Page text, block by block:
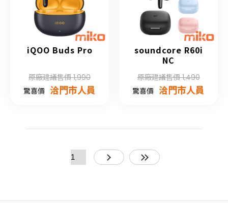
iQOO Buds Pro
原廠建議售價 1,990
驚喜價 洽門市人員
soundcore R60i
NC
原廠建議售價 1,490
驚喜價 洽門市人員